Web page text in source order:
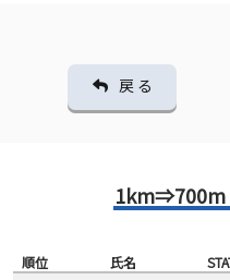
戻 る
1km⇒700m
順位 氏名